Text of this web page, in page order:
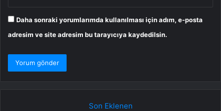
Daha sonraki yorumlarımda kullanılması için adım, e-posta
adresim ve site adresim bu tarayıcıya kaydedilsin.
Son Eklenen